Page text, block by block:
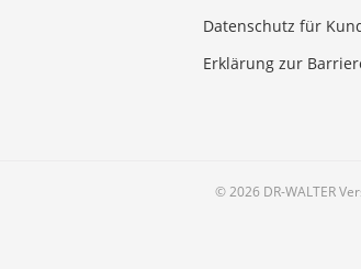
Datenschutz für
Erklärung zur
© 2026 DR-WALTER